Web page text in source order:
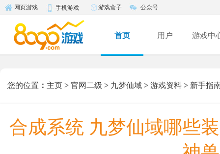
网页游戏 手机游戏 游戏盒子 公众号
首页 用户 游戏中
您的位置 ： 主页 > 官网二级 > 九梦仙域 > 游戏资料 > 新手指
合成系统 九梦仙域哪些